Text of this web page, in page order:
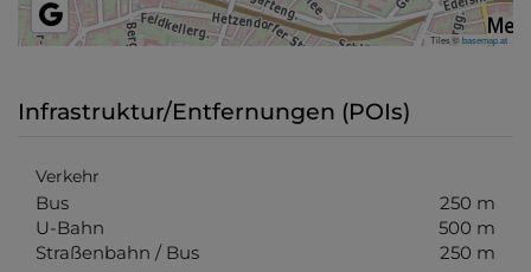
Tiles ©basemap.at
Infrastruktur/Entfernungen (POIs)
Verkehr
Bus
250 m
U-Bahn
500 m
Straßenbahn / Bus
250 m